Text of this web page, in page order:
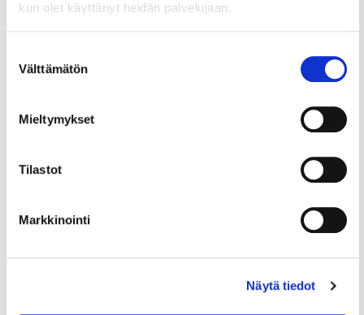
kun olet käyttänyt heidän palvelujaan.
valinta
Välttämätön
Mieltymykset
Tilastot
Markkinointi
Näytä tiedot
Lue myös